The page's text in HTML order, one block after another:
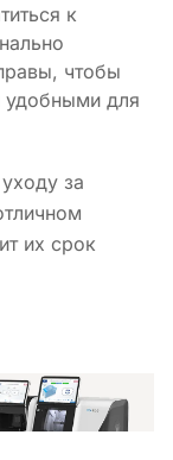
к
чтобы
удобными для
за
их срок